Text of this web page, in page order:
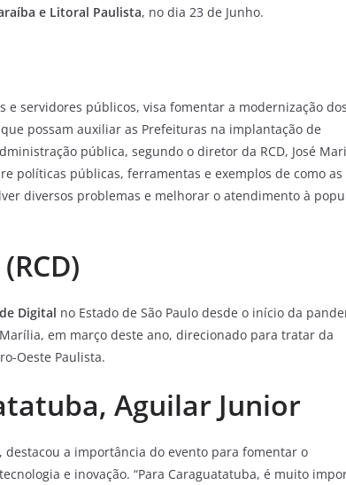
e Litoral Paulista, no dia 23 de Junho.
servidores públicos, visa fomentar a modernização dos
possam auxiliar as Prefeituras na implantação de
pública, segundo o diretor da RCD, José
políticas públicas, ferramentas e exemplos de como as
diversos problemas e melhorar o atendimento à
Digital no Estado de São Paulo desde o início da
em março deste ano, direcionado para tratar da
Oeste Paulista.
Aguilar Junior
, destacou a importância do evento para fomentar o
e inovação. “Para Caraguatatuba, é muito